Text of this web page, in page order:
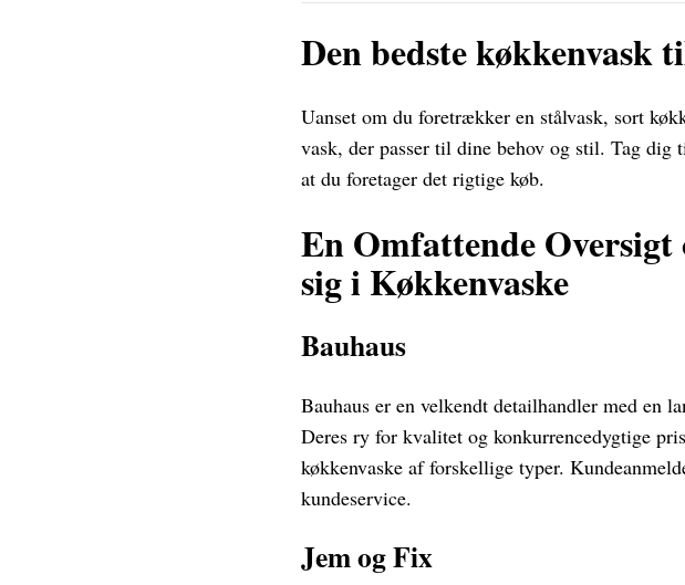
Den bedste køkkenvask
Uanset om du foretrækker en stålvask, sort
vask, der passer til dine behov og stil. Tag
at du foretager det rigtige køb.
En Omfattende
sig i Køkkenvaske
Bauhaus
Bauhaus er en velkendt detailhandler med en
Deres ry for kvalitet og konkurrencedygtige
køkkenvaske af forskellige typer.
kundeservice.
Jem og Fix